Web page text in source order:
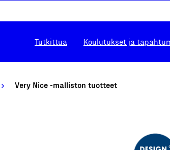
Tutkittua Koulutukset ja
Very Nice -malliston tuotteet